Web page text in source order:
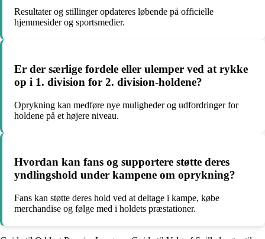
Resultater og stillinger opdateres løbende på officielle
hjemmesider og sportsmedier.
Er der særlige fordele eller ulemper ved at rykke
op i 1. division for 2. division-holdene?
Oprykning kan medføre nye muligheder og udfordringer for
holdene på et højere niveau.
Hvordan kan fans og supportere støtte deres
yndlingshold under kampene om oprykning?
Fans kan støtte deres hold ved at deltage i kampe, købe
merchandise og følge med i holdets præstationer.